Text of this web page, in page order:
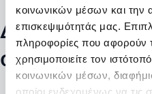
κοινωνικών μέσων και την
επισκεψιμότητάς μας.
πληροφορίες που αφορούν
χρησιμοποιείτε τον
κοινωνικών μέσων,
οποίοι ενδεχομένως να τις
Δεν βρέθηκαν
συγκεκριμένα